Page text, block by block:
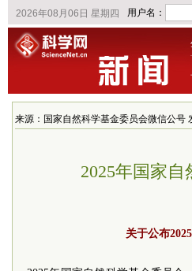
来源：国家自然科学基金委员会微信公号
2025年国家
关于公布